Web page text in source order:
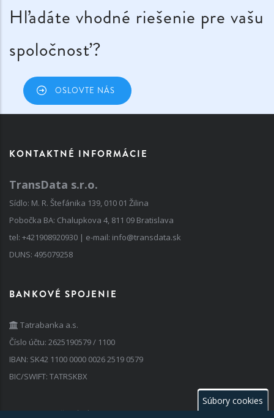
Hľadáte vhodné riešenie pre vašu
spoločnosť?
OSLOVTE NÁS
KONTAKTNÉ INFORMÁCIE
TransData s.r.o.
Sídlo: M. R. Štefánika 139, 010 01 Žilina
Pobočka BA: Chalupkova 4, 811 09 Bratislava
tel: +421908920930 | e-mail: info@transdata.sk
DUNS: 495079258
BANKOVÉ SPOJENIE
Tatrabanka a.s.
Číslo účtu: 2625190579 / 1100
IBAN: SK42 1100 0000 0026 2519 0579
BIC/SWIFT: TATRSKBX
Súbory cookies